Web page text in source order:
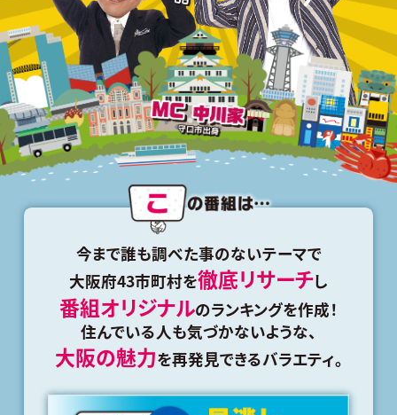
今まで誰も調べた事のないテーマで
大阪府43市町村を徹底リサーチし
番組オリジナルのランキングを作成！
住んでいる人も気づかないような、
大阪の魅力を再発見できるバラエティ。